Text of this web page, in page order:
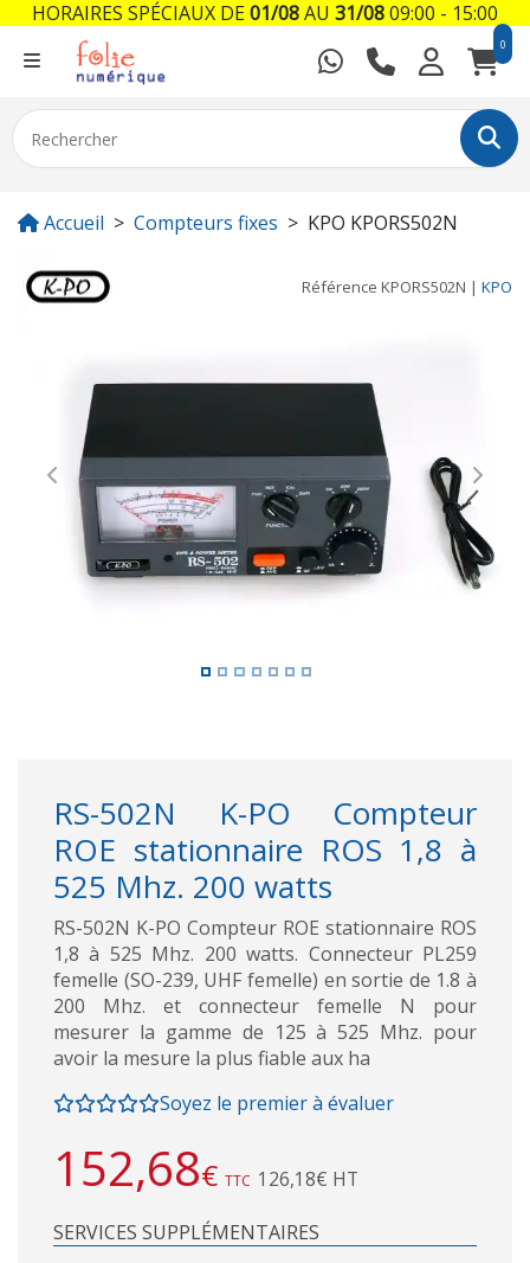
0
Accueil Compteurs fixes KPO KPORS502N
Référence KPORS502N | KPO
Previous Next
RS-502N K-PO Compteur
ROE stationnaire ROS 1,8 à
525 Mhz. 200 watts
RS-502N K-PO Compteur ROE stationnaire ROS
1,8 à 525 Mhz. 200 watts. Connecteur PL259
femelle (SO-239, UHF femelle) en sortie de 1.8 à
200 Mhz. et connecteur femelle N pour
mesurer la gamme de 125 à 525 Mhz. pour
avoir la mesure la plus fiable aux ha
Soyez le premier à évaluer
152,68€ TTC 126,18€ HT
SERVICES SUPPLÉMENTAIRES
HORAIRES SPÉCIAUX DE01/08AU 31/0809:00 - 15:00